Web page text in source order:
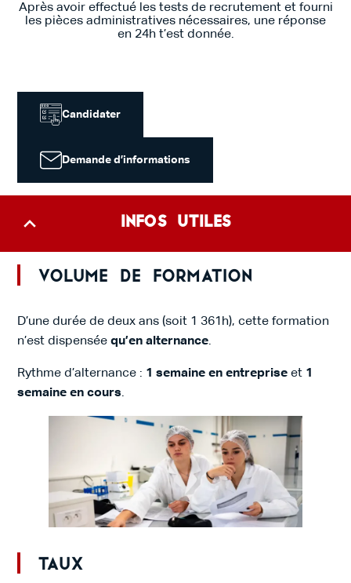
Après avoir effectué les tests de recrutement et fourni
les pièces administratives nécessaires, une réponse
en 24h t’est donnée.
Candidater
Demande d’informations
Infos utiles
Volume de formation
D’une durée de deux ans (soit 1 361h), cette formation
n’est dispensée qu’en alternance.
Rythme d’alternance : 1 semaine en entreprise et 1
semaine en cours.
Taux